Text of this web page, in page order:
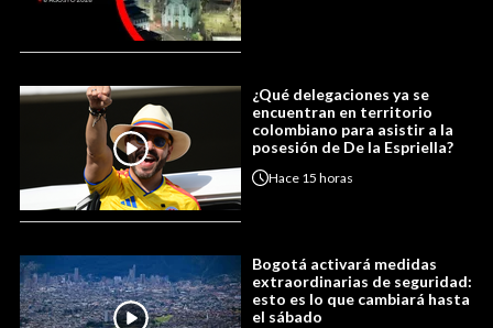
¿Qué delegaciones ya se
encuentran en territorio
colombiano para asistir a la
posesión de De la Espriella?
Hace 15 horas
Bogotá activará medidas
extraordinarias de seguridad:
esto es lo que cambiará hasta
el sábado